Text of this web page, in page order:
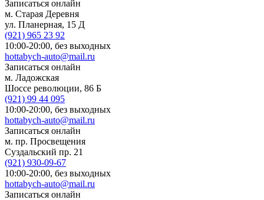
Записаться онлайн
м. Старая Деревня
ул. Планерная, 15 Д
(921) 965 23 92
10:00-20:00, без выходных
hottabych-auto@mail.ru
Записаться онлайн
м. Ладожская
Шоссе революции, 86 Б
(921) 99 44 095
10:00-20:00, без выходных
hottabych-auto@mail.ru
Записаться онлайн
м. пр. Просвещения
Суздальский пр. 21
(921) 930-09-67
10:00-20:00, без выходных
hottabych-auto@mail.ru
Записаться онлайн